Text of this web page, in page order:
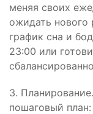
меняя своих
ожидать нового
график сна и
23:00 или
3.
пошаговый